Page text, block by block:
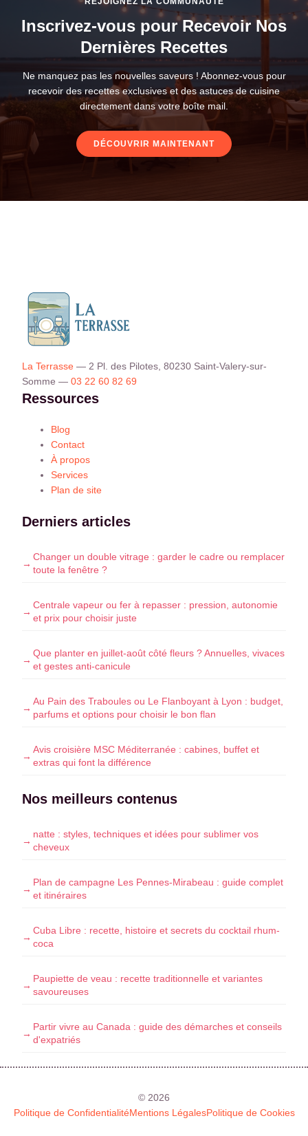
Inscrivez-vous pour Recevoir Nos
Dernières Recettes
Ne manquez pas les nouvelles saveurs ! Abonnez-vous pour
recevoir des recettes exclusives et des astuces de cuisine
directement dans votre boîte mail.
DÉCOUVRIR MAINTENANT
La Terrasse — 2 Pl. des Pilotes, 80230 Saint-Valery-sur-
Somme — 03 22 60 82 69
Ressources
Blog
Contact
À propos
Services
Plan de site
Derniers articles
Changer un double vitrage : garder le cadre ou remplacer
toute la fenêtre ?
Centrale vapeur ou fer à repasser : pression, autonomie
et prix pour choisir juste
Que planter en juillet-août côté fleurs ? Annuelles, vivaces
et gestes anti-canicule
Au Pain des Traboules ou Le Flanboyant à Lyon : budget,
parfums et options pour choisir le bon flan
Avis croisière MSC Méditerranée : cabines, buffet et
extras qui font la différence
Nos meilleurs contenus
natte : styles, techniques et idées pour sublimer vos
cheveux
Plan de campagne Les Pennes-Mirabeau : guide complet
et itinéraires
Cuba Libre : recette, histoire et secrets du cocktail rhum-
coca
Paupiette de veau : recette traditionnelle et variantes
savoureuses
Partir vivre au Canada : guide des démarches et conseils
d'expatriés
© 2026
Politique de ConfidentialitéMentions LégalesPolitique de Cookies